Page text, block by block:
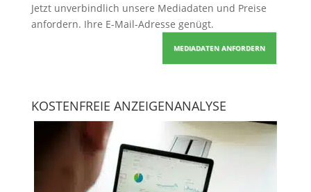
Jetzt unverbindlich unsere Mediadaten und Preise
anfordern. Ihre E-Mail-Adresse genügt.
MEDIADATEN ANFORDERN
KOSTENFREIE ANZEIGENANALYSE